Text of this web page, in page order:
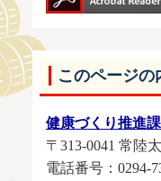
このページ
健康づくり推進課
〒313-0041 常陸
電話番号：0294-